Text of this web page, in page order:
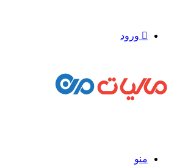
ورود
منو